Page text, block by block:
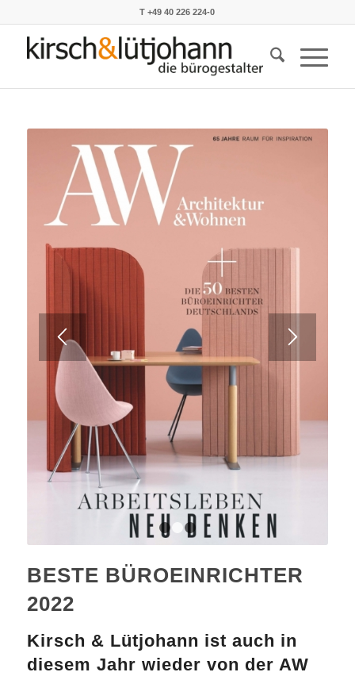
T +49 40 226 224-0
1 2 3
BESTE BÜROEINRICHTER
2022
Kirsch & Lütjohann ist auch in
diesem Jahr wieder von der AW